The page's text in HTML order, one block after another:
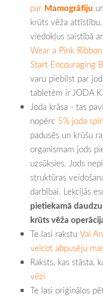
par Mamogrāfiju
krūts vēža
viedokļus saistībā
Wear a Pink Ribbon
Start Encouraging
varu piebilst par
tabletēm ir JODA
Joda krāsa - tas
nopērc 5% joda
padusēs un krūšu
organismam jods
uzsūksies. Jods
struktūras
darbībai. Lekcijās
pietiekamā
krūts vēža
Te lasi rakstu Vai
veicot abpusēju
Raksts, kas stāsta,
vēzi
Te lasi oriģinālos